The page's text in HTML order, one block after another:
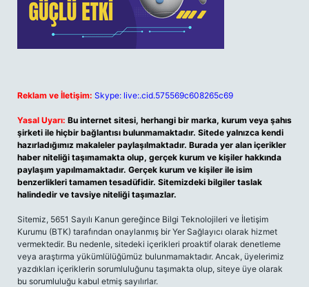
Reklam ve İletişim: Skype: live:.cid.575569c608265c69
Yasal Uyarı: Bu internet sitesi, herhangi bir marka, kurum veya şahıs
şirketi ile hiçbir bağlantısı bulunmamaktadır. Sitede yalnızca kendi
hazırladığımız makaleler paylaşılmaktadır. Burada yer alan içerikler
haber niteliği taşımamakta olup, gerçek kurum ve kişiler hakkında
paylaşım yapılmamaktadır. Gerçek kurum ve kişiler ile isim
benzerlikleri tamamen tesadüfidir. Sitemizdeki bilgiler taslak
halindedir ve tavsiye niteliği taşımazlar.
Sitemiz, 5651 Sayılı Kanun gereğince Bilgi Teknolojileri ve İletişim
Kurumu (BTK) tarafından onaylanmış bir Yer Sağlayıcı olarak hizmet
vermektedir. Bu nedenle, sitedeki içerikleri proaktif olarak denetleme
veya araştırma yükümlülüğümüz bulunmamaktadır. Ancak, üyelerimiz
yazdıkları içeriklerin sorumluluğunu taşımakta olup, siteye üye olarak
bu sorumluluğu kabul etmiş sayılırlar.